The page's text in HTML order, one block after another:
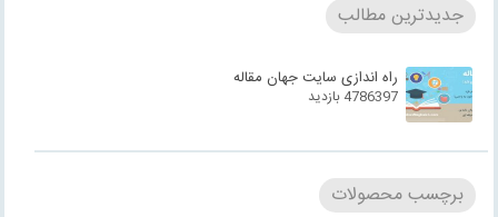
جدیدترین مطالب
راه اندازی سایت جهان مقاله
4786397 بازدید
برچسب محصولات